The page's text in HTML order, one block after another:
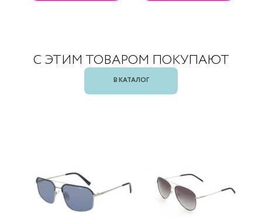
С ЭТИМ ТОВАРОМ ПОКУПАЮТ
В КАТАЛОГ